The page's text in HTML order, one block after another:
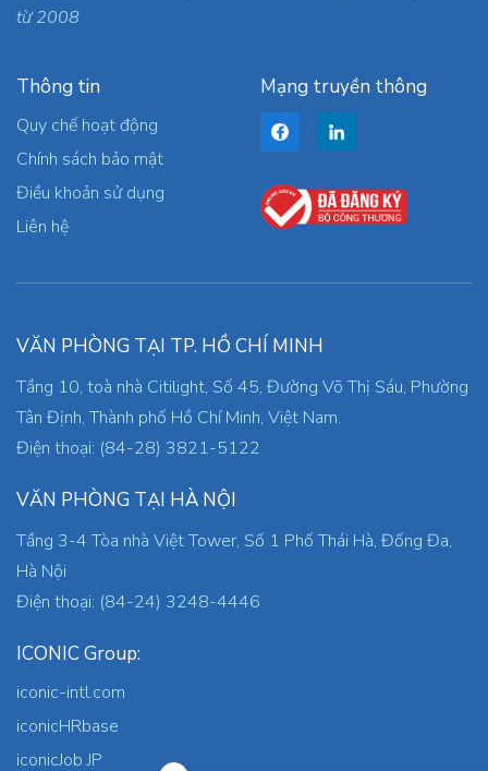
từ 2008
Thông tin
Quy chế hoạt động
Chính sách bảo mật
Điều khoản sử dụng
Liên hệ
Mạng truyền thông
VĂN PHÒNG TẠI TP. HỒ CHÍ MINH
Tầng 10, toà nhà Citilight, Số 45, Đường Võ Thị Sáu, Phường
Tân Định, Thành phố Hồ Chí Minh, Việt Nam.
Điện thoại: (84-28) 3821-5122
VĂN PHÒNG TẠI HÀ NỘI
Tầng 3-4 Tòa nhà Việt Tower, Số 1 Phố Thái Hà, Đống Đa,
Hà Nội
Điện thoại: (84-24) 3248-4446
ICONIC Group:
iconic-intl.com
iconicHRbase
iconicJob JP